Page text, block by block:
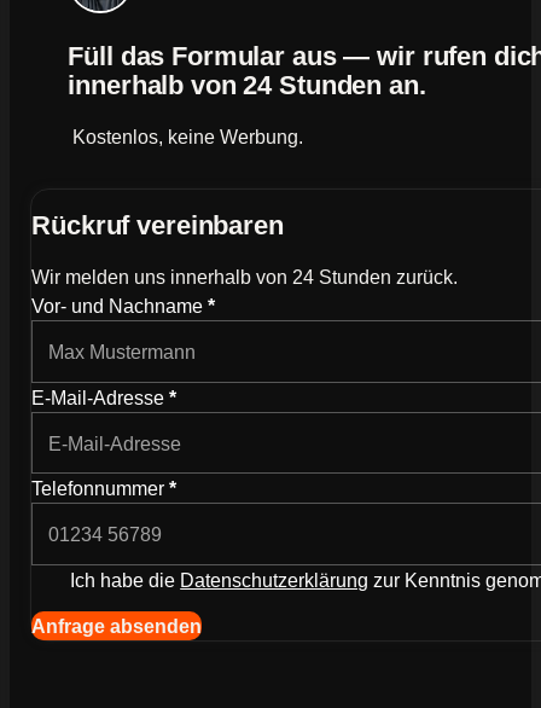
Rückruf vereinbaren
Wir melden uns innerhalb von 24 Stunden zurück.
Wie können wir dich kontaktieren?
Vor- und Nachname *
E-Mail-Adresse *
Telefonnummer *
Ich habe die Datenschutzerklärung zur Kenntnis
Navigation (Kopie) (Kopieren) (Kopieren)
Anfrage absenden
Füll das Formular aus — wir rufen
innerhalb von 24 Stunden an.
Kostenlos, keine Werbung.